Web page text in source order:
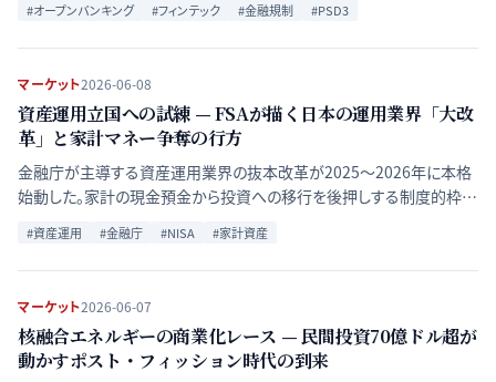
ック・消費者への影響を体系的に解説する。
#オープンバンキング #フィンテック #金融規制 #PSD3
マーケット2026-06-08
資産運用立国への試練 — FSAが描く日本の運用業界「大改
革」と家計マネー争奪の行方
金融庁が主導する資産運用業界の抜本改革が2025〜2026年に本格
始動した。家計の現金預金から投資への移行を後押しする制度的枠組
#資産運用 #金融庁 #NISA #家計資産
マーケット2026-06-07
核融合エネルギーの商業化レース — 民間投資70億ドル超が
動かすポスト・フィッション時代の到来